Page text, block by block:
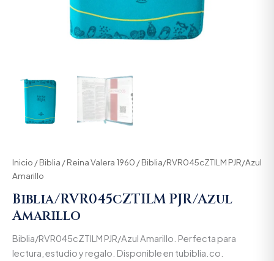
Inicio /Biblia /Reina Valera 1960 / Biblia/RVR045cZTILM PJR/Azul
Amarillo
Biblia/RVR045cZTILM PJR/Azul
Amarillo
Biblia/RVR045cZTILM PJR/Azul Amarillo. Perfecta para
lectura, estudio y regalo. Disponible en tubiblia.co.